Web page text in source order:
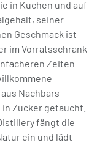
in Kuchen und auf
seiner
Geschmack ist
im Vorratsschrank
Zeiten
Nachbars
Zucker getaucht.
fängt die
ein und lädt